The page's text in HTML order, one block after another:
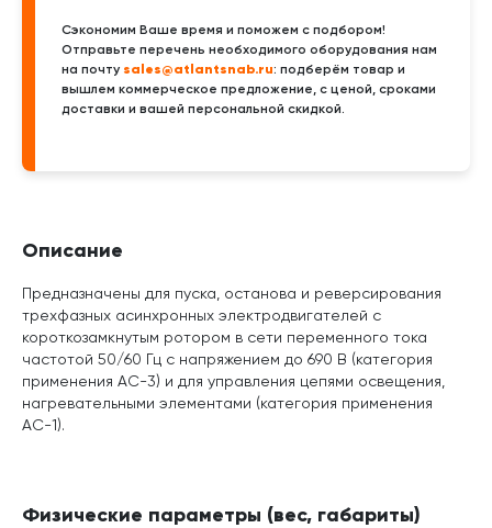
Сэкономим Ваше время и поможем с подбором!
Отправьте перечень необходимого оборудования нам
на почту sales@atlantsnab.ru: подберём товар и
вышлем коммерческое предложение, с ценой, сроками
доставки и вашей персональной скидкой.
Описание
Предназначены для пуска, останова и реверсирования
трехфазных асинхронных электродвигателей с
короткозамкнутым ротором в сети переменного тока
частотой 50/60 Гц с напряжением до 690 В (категория
применения АС-3) и для управления цепями освещения,
нагревательными элементами (категория применения
АС-1).
Физические параметры (вес, габариты)